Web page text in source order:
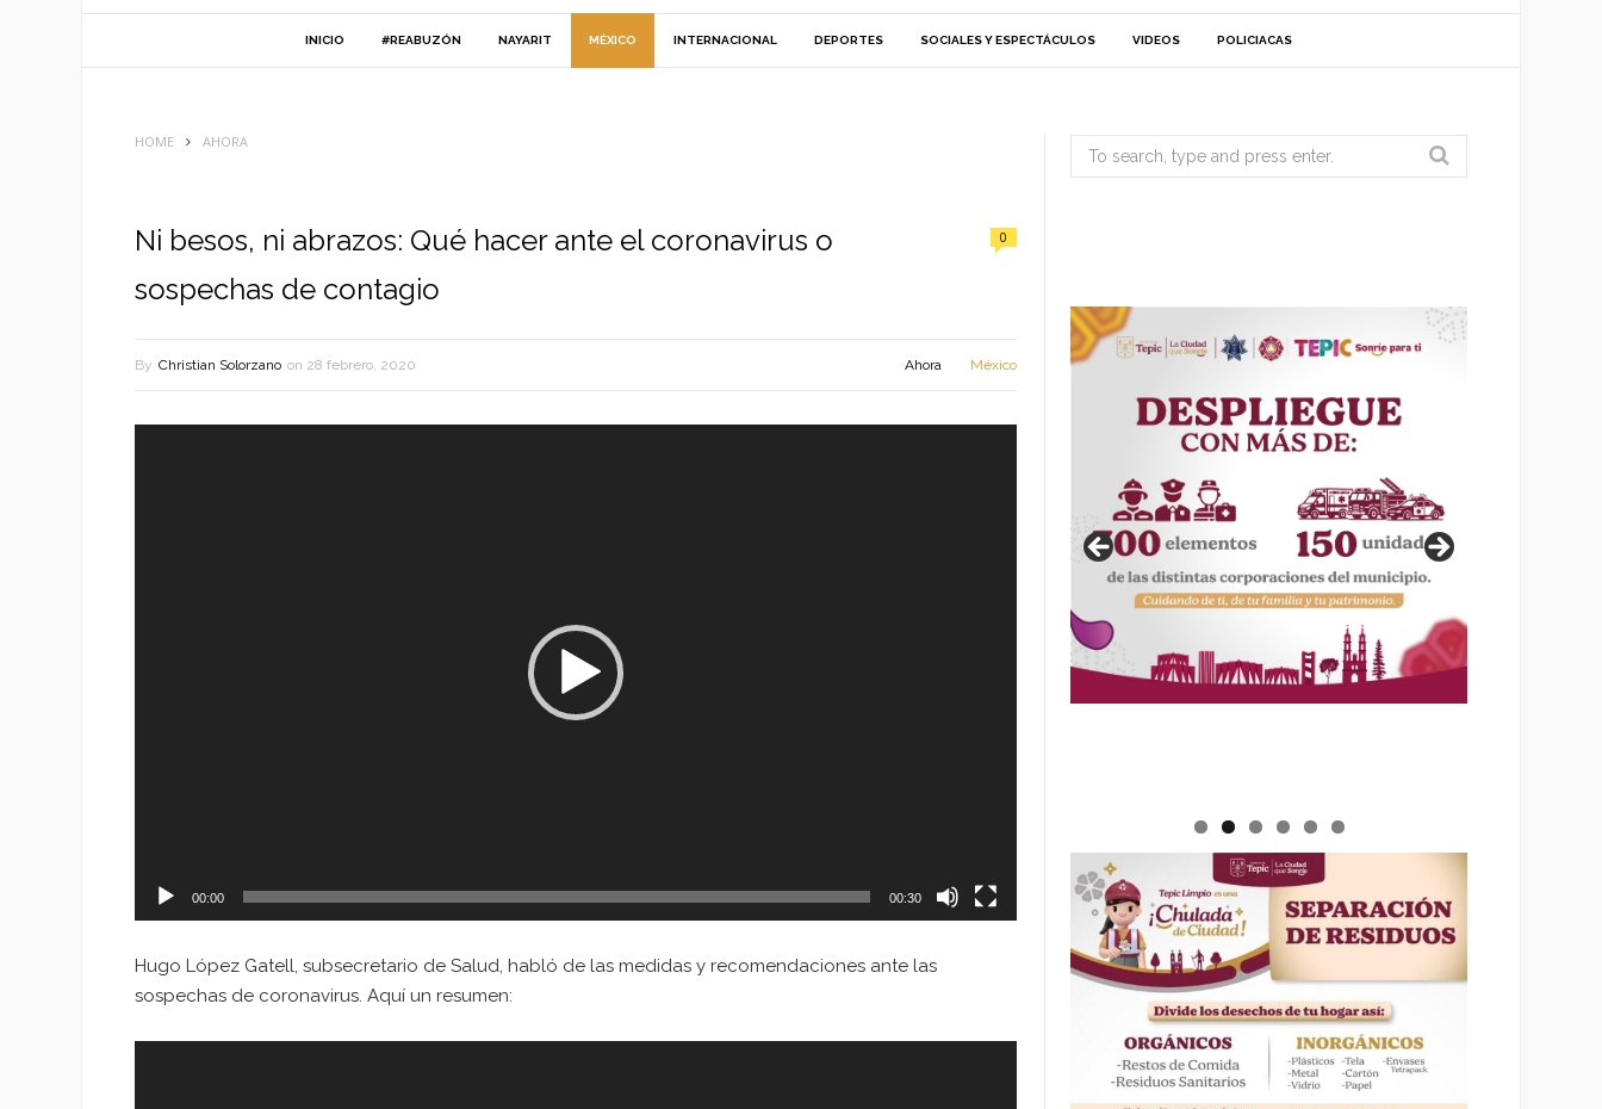
INICIO #REABUZÓN NAYARIT MÉXICO INTERNACIONAL DEPORTES SOCIALES Y ESPECTÁCULOS VIDEOS POLICIACAS
HOME AHORA
Ni besos, ni abrazos: Qué hacer ante el coronavirus o
sospechas de contagio
0
By Christian Solorzano on 28 febrero, 2020 Ahora México
00:00 00:30
Hugo López Gatell, subsecretario de Salud, habló de las medidas y recomendaciones ante las
sospechas de coronavirus. Aquí un resumen:
Search
for: